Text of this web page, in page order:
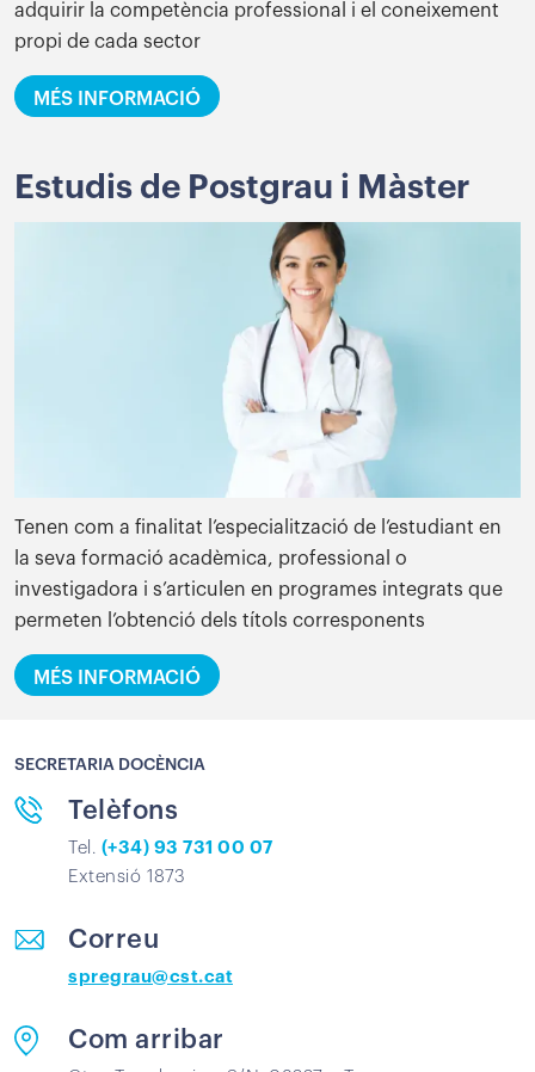
adquirir la competència professional i el coneixement
propi de cada sector
MÉS INFORMACIÓ
Estudis de Postgrau i Màster
Tenen com a finalitat l’especialització de l’estudiant en
la seva formació acadèmica, professional o
investigadora i s’articulen en programes integrats que
permeten l’obtenció dels títols corresponents
MÉS INFORMACIÓ
SECRETARIA DOCÈNCIA
Telèfons
Tel. (+34) 93 731 00 07
Extensió 1873
Correu
spregrau@cst.cat
Com arribar